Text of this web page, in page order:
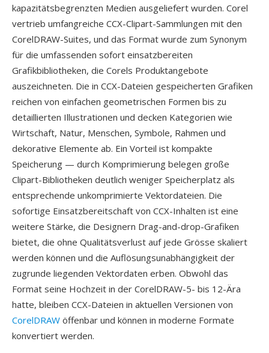
kapazitätsbegrenzten Medien ausgeliefert wurden. Corel
vertrieb umfangreiche CCX-Clipart-Sammlungen mit den
CorelDRAW-Suites, und das Format wurde zum Synonym
für die umfassenden sofort einsatzbereiten
Grafikbibliotheken, die Corels Produktangebote
auszeichneten. Die in CCX-Dateien gespeicherten Grafiken
reichen von einfachen geometrischen Formen bis zu
detaillierten Illustrationen und decken Kategorien wie
Wirtschaft, Natur, Menschen, Symbole, Rahmen und
dekorative Elemente ab. Ein Vorteil ist kompakte
Speicherung — durch Komprimierung belegen große
Clipart-Bibliotheken deutlich weniger Speicherplatz als
entsprechende unkomprimierte Vektordateien. Die
sofortige Einsatzbereitschaft von CCX-Inhalten ist eine
weitere Stärke, die Designern Drag-and-drop-Grafiken
bietet, die ohne Qualitätsverlust auf jede Grösse skaliert
werden können und die Auflösungsunabhängigkeit der
zugrunde liegenden Vektordaten erben. Obwohl das
Format seine Hochzeit in der CorelDRAW-5- bis 12-Ära
hatte, bleiben CCX-Dateien in aktuellen Versionen von
CorelDRAW öffenbar und können in moderne Formate
konvertiert werden.